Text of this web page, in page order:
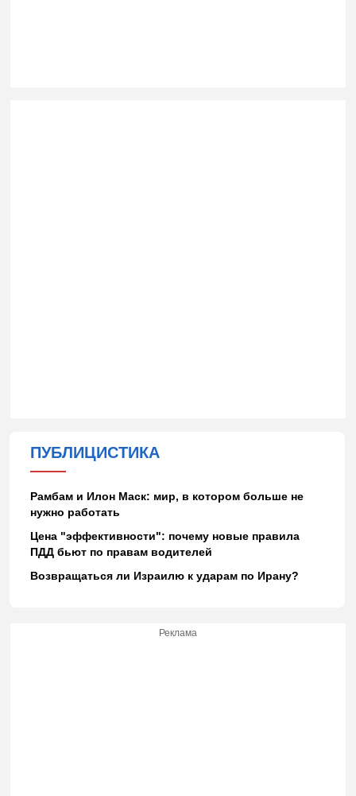
ПУБЛИЦИСТИКА
Рамбам и Илон Маск: мир, в котором больше не
нужно работать
Цена "эффективности": почему новые правила
ПДД бьют по правам водителей
Возвращаться ли Израилю к ударам по Ирану?
Реклама